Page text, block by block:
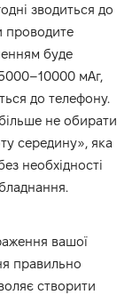
зводиться до
проводите
буде
мАг,
до телефону.
не обирати
середину», яка
необхідності
вашої
правильно
створити